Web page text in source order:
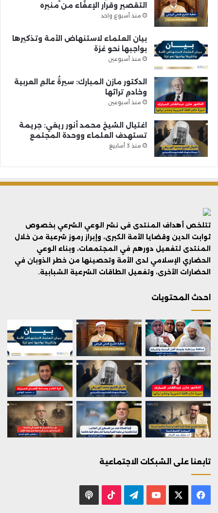
التقصير وقرار الإعفاء من منبره
منذ أسبوع واحد
بيان العلماء لاستنهاض الأمة وتذكيرها
بواجبها نحو غزة
منذ أسبوعين
الدكتور مازن المبارك: سيرةُ عالمِ العربية
وخادمِ تراثها
منذ أسبوعين
اغتيال الشيخ محمد أنور ريغي: جريمة
تستهدف العلماء ووحدة المجتمع
منذ 3 أسابيع
تتلخص أهداف المنتدى فى نشر الوعي الشرعي بخصوص
ثوابت الدين وقضايا الأمة الكبرى، وإبراز رموز شرعية من خلال
المنتدى لتفعيل دورهم في المجتمعات، وبناء الوعي
الحضاري الإسلامي لدى الأمة وتحصينها من خطر الذوبان في
الحضارات الأخرى، وتفعيل الطاقات الشرعية الشبابية.
احدث المحتويات
تابعنا على الشبكات الاجتماعية
فيسبوك يوتيوب تيلقرام ‫TikTok